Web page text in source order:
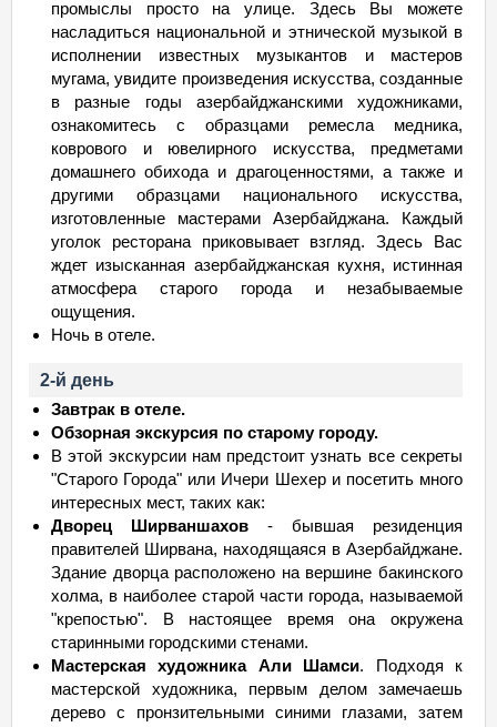
промыслы просто на улице. Здесь Вы можете
насладиться национальной и этнической музыкой в
исполнении известных музыкантов и мастеров
мугама, увидите произведения искусства, созданные
в разные годы азербайджанскими художниками,
ознакомитесь с образцами ремесла медника,
коврового и ювелирного искусства, предметами
домашнего обихода и драгоценностями, а также и
другими образцами национального искусства,
изготовленные мастерами Азербайджана. Каждый
уголок ресторана приковывает взгляд. Здесь Вас
ждет изысканная азербайджанская кухня, истинная
атмосфера старого города и незабываемые
ощущения.
Ночь в отеле.
2-й день
Завтрак в отеле.
Обзорная экскурсия по старому городу.
В этой экскурсии нам предстоит узнать все секреты
"Старого Города" или Ичери Шехер и посетить много
интересных мест, таких как:
Дворец Ширваншахов - бывшая резиденция
правителей Ширвана, находящаяся в Азербайджане.
Здание дворца расположено на вершине бакинского
холма, в наиболее старой части города, называемой
"крепостью". В настоящее время она окружена
старинными городскими стенами.
Мастерская художника Али Шамси. Подходя к
мастерской художника, первым делом замечаешь
дерево с пронзительными синими глазами, затем